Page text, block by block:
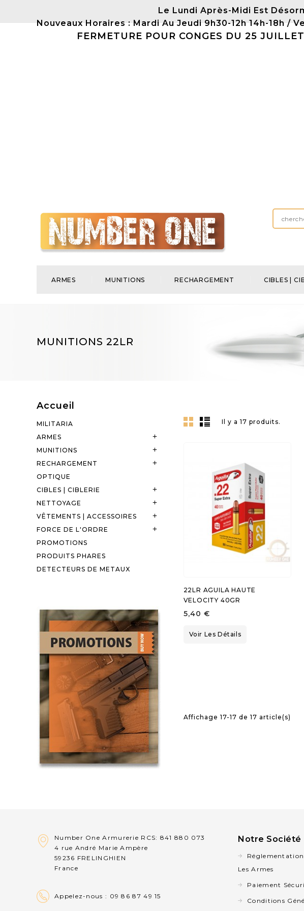
Le Lundi Après-Midi Est
Nouveaux Horaires : Mardi Au Jeudi 9h30-12h 14h-18h /
FERMETURE POUR CONGES DU 25
ARMES MUNITIONS RECHARGEMENT CIBLES |
MUNITIONS 22LR
Accueil
MILITARIA
ARMES

MUNITIONS 
RECHARGEMENT 
OPTIQUE
CIBLES | CIBLERIE

NETTOYAGE 
VÊTEMENTS | ACCESSOIRES 
FORCE DE L'ORDRE 
PROMOTIONS
PRODUITS PHARES
DETECTEURS DE METAUX
Il y a 17 produits.
22LR AGUILA HAUTE
VELOCITY 40GR
5,40 €
Voir Les Détails
Affichage 17-17 de 17 article(s)
Number One Armurerie RCS: 841 880 073
4 rue André Marie Ampère
59236 FRELINGHIEN
France
Appelez-nous : 09 86 87 49 15
Notre Société
Les Armes
Paiement
Conditions